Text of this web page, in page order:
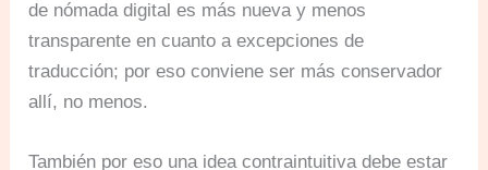
de nómada digital es más nueva y menos
transparente en cuanto a excepciones de
traducción; por eso conviene ser más conservador
allí, no menos.
También por eso una idea contraintuitiva debe estar